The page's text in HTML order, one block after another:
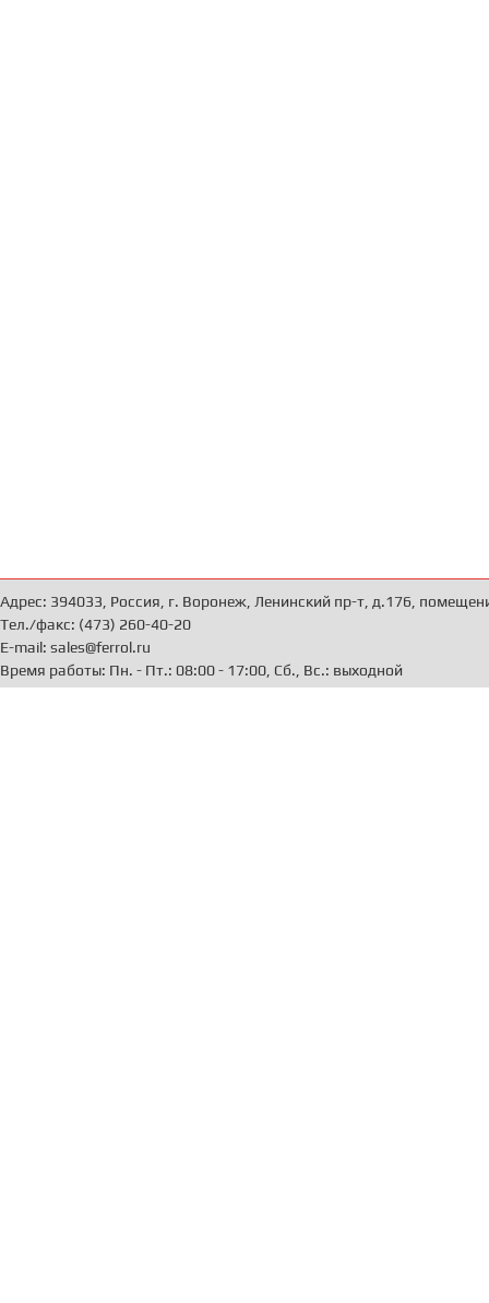
Адрес: 394033, Россия, г. Воронеж, Ленинский пр-т, д.176,
Тел./факс: (473) 260-40-20
E-mail: sales@ferrol.ru
Время работы: Пн. - Пт.: 08:00 - 17:00, Сб., Вс.: выходной